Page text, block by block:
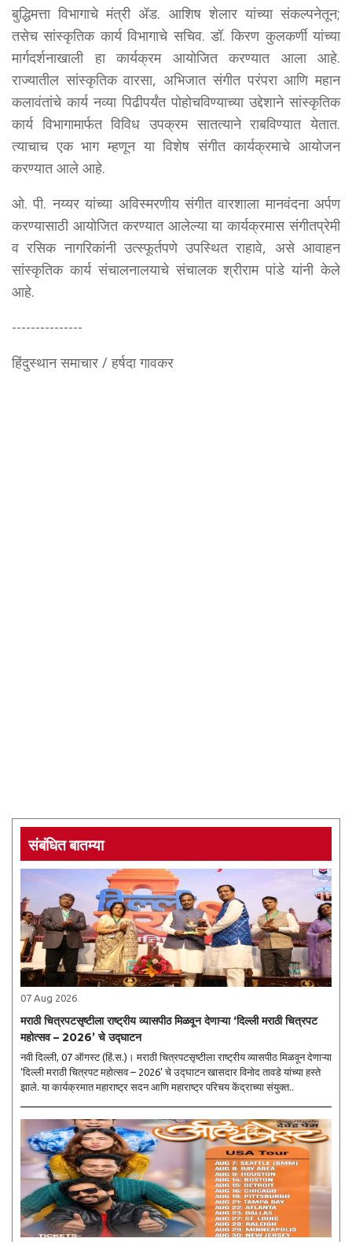
बुद्धिमत्ता विभागाचे मंत्री ॲड. आशिष शेलार यांच्या संकल्पनेतून;
तसेच सांस्कृतिक कार्य विभागाचे सचिव. डॉ. किरण कुलकर्णी यांच्या
मार्गदर्शनाखाली हा कार्यक्रम आयोजित करण्यात आला आहे.
राज्यातील सांस्कृतिक वारसा, अभिजात संगीत परंपरा आणि महान
कलावंतांचे कार्य नव्या पिढीपर्यंत पोहोचविण्याच्या उद्देशाने सांस्कृतिक
कार्य विभागामार्फत विविध उपक्रम सातत्याने राबविण्यात येतात.
त्याचाच एक भाग म्हणून या विशेष संगीत कार्यक्रमाचे आयोजन
करण्यात आले आहे.
ओ. पी. नय्यर यांच्या अविस्मरणीय संगीत वारशाला मानवंदना अर्पण
करण्यासाठी आयोजित करण्यात आलेल्या या कार्यक्रमास संगीतप्रेमी
व रसिक नागरिकांनी उत्स्फूर्तपणे उपस्थित राहावे, असे आवाहन
सांस्कृतिक कार्य संचालनालयाचे संचालक श्रीराम पांडे यांनी केले
आहे.
---------------
हिंदुस्थान समाचार / हर्षदा गावकर
संबंधित बातम्या
07 Aug 2026
मराठी चित्रपटसृष्टीला राष्ट्रीय व्यासपीठ मिळवून देणाऱ्या ‘दिल्ली मराठी चित्रपट
महोत्सव – 2026’ चे उद्घाटन
नवी दिल्ली, 07 ऑगस्ट (हिं.स.)। मराठी चित्रपटसृष्टीला राष्ट्रीय व्यासपीठ मिळवून देणाऱ्या
‘दिल्ली मराठी चित्रपट महोत्सव – 2026’ चे उद्घाटन खासदार विनोद तावडे यांच्या हस्ते
झाले. या कार्यक्रमात महाराष्ट्र सदन आणि महाराष्ट्र परिचय केंद्राच्या संयुक्त..